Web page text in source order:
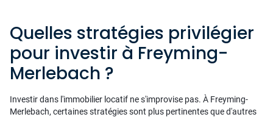
Quelles stratégies privilégier
pour investir à Freyming-
Merlebach ?
Investir dans l'immobilier locatif ne s'improvise pas. À Freyming-
Merlebach, certaines stratégies sont plus pertinentes que d'autres